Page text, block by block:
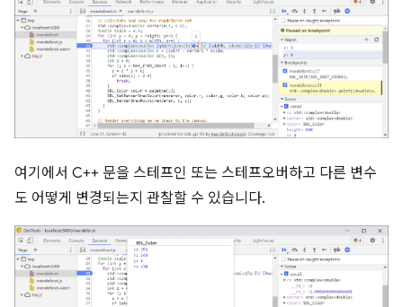
여기에서 C++ 문을 스테프인 또는 스테프오버하고 다른 변수
도 어떻게 변경되는지 관찰할 수 있습니다.